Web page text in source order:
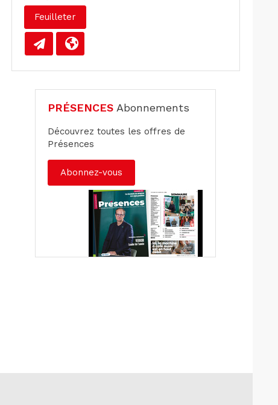
Feuilleter
PRÉSENCES Abonnements
Découvrez toutes les offres de
Présences
Abonnez-vous